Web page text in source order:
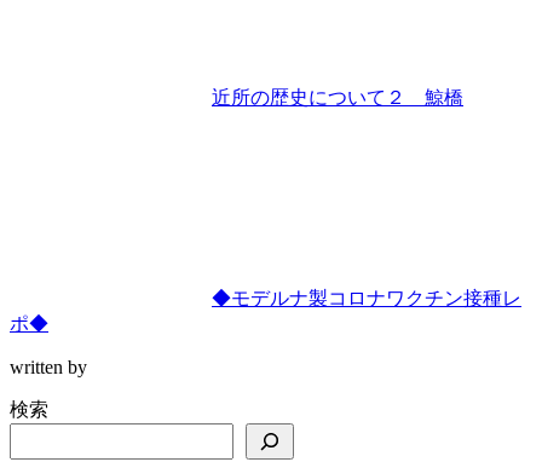
近所の歴史について２ 鯨橋
◆モデルナ製コロナワクチン接種レ
ポ◆
written by
検索